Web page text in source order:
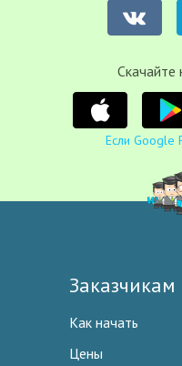
Если Google
Заказчикам
Как начать
Цены